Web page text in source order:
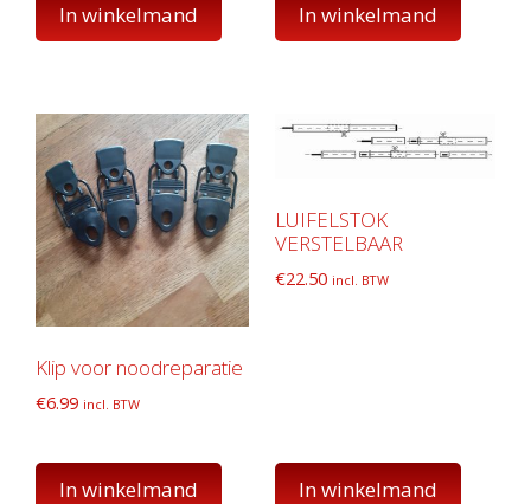
In winkelmand In winkelmand
Klip voor noodreparatie
€6.99 incl. BTW
In winkelmand
LUIFELSTOK
VERSTELBAAR
€22.50 incl. BTW
In winkelmand